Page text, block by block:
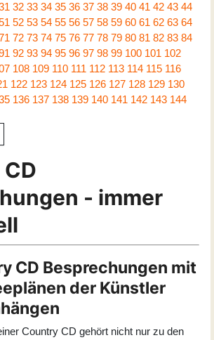
32 33 34 35 36 37 38 39 40 41 42 43 44
52 53 54 55 56 57 58 59 60 61 62 63 64
72 73 74 75 76 77 78 79 80 81 82 83 84
92 93 94 95 96 97 98 99 100 101 102
108 109 110 111 112 113 114 115 116
122 123 124 125 126 127 128 129 130
136 137 138 139 140 141 142 143 144
- immer
CD Besprechungen mit
der Künstler
Country CD gehört nicht nur zu den